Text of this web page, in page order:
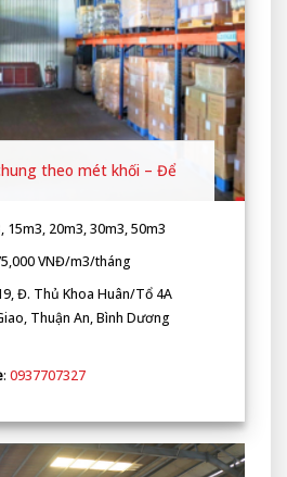
theo mét khối – Để
15m3, 20m3, 30m3, 50m3
VNĐ/m3/tháng
Đ. Thủ Khoa Huân/Tổ 4A
Thuận An, Bình Dương
:0937707327